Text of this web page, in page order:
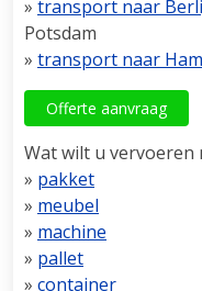
» transport naar
Potsdam
» transport naar
Offerte aanvraag
Wat wilt u vervoeren
» pakket
» meubel
» machine
» pallet
» container